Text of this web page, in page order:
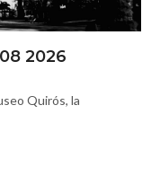
2026
Quirós, la